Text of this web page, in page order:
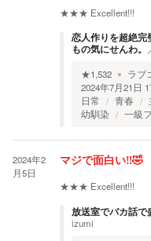
★★★ Excellent!!!
恋人作りを超絶完
もの気にせんわ。
★1,532 ラブ
2024年7月21日
日常
青春
幼馴染
一級
2024年2
月5日
マジで面白い‼︎🤣
★★★ Excellent!!!
放送室でバカ話で
izumi